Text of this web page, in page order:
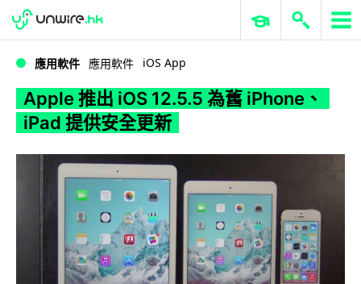
WWDC 2026 ERP 與商業 AI
應用軟件 應用軟件 iOS App
Apple 推出 iOS 12.5.5 為舊 iPhone、
iPad 提供安全更新